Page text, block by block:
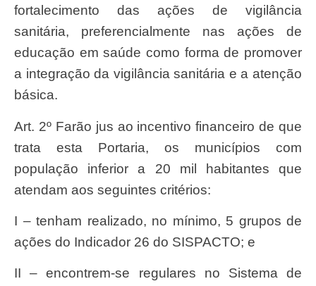
fortalecimento das ações de vigilância
sanitária, preferencialmente nas ações de
educação em saúde como forma de promover
a integração da vigilância sanitária e a atenção
básica.
Art. 2º Farão jus ao incentivo financeiro de que
trata esta Portaria, os municípios com
população inferior a 20 mil habitantes que
atendam aos seguintes critérios:
I – tenham realizado, no mínimo, 5 grupos de
ações do Indicador 26 do SISPACTO; e
II – encontrem-se regulares no Sistema de